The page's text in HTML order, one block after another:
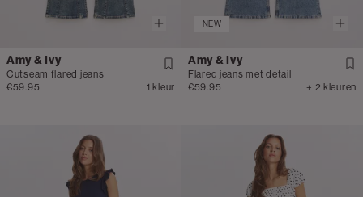
Amy & Ivy
Cutseam flared jeans
€59.95
1 kleur
NEW
Amy & Ivy
Flared jeans met detail
€59.95
+ 2 kleuren